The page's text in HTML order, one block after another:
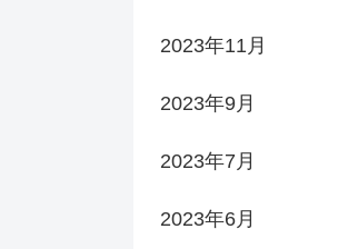
2023年11月
2023年9月
2023年7月
2023年6月